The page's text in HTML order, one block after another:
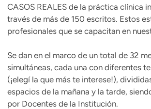
CASOS REALES de la práctica clínica
través de más de 150 escritos. Estos
profesionales que se capacitan en
Se dan en el marco de un total de 32
simultáneas, cada una con diferentes
(¡elegí la que más te interese!),
espacios de la mañana y la tarde,
por Docentes de la Institución.